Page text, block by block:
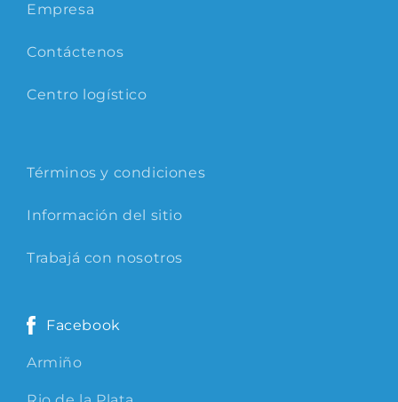
Empresa
Contáctenos
Centro logístico
Términos y condiciones
Información del sitio
Trabajá con nosotros
Facebook
Armiño